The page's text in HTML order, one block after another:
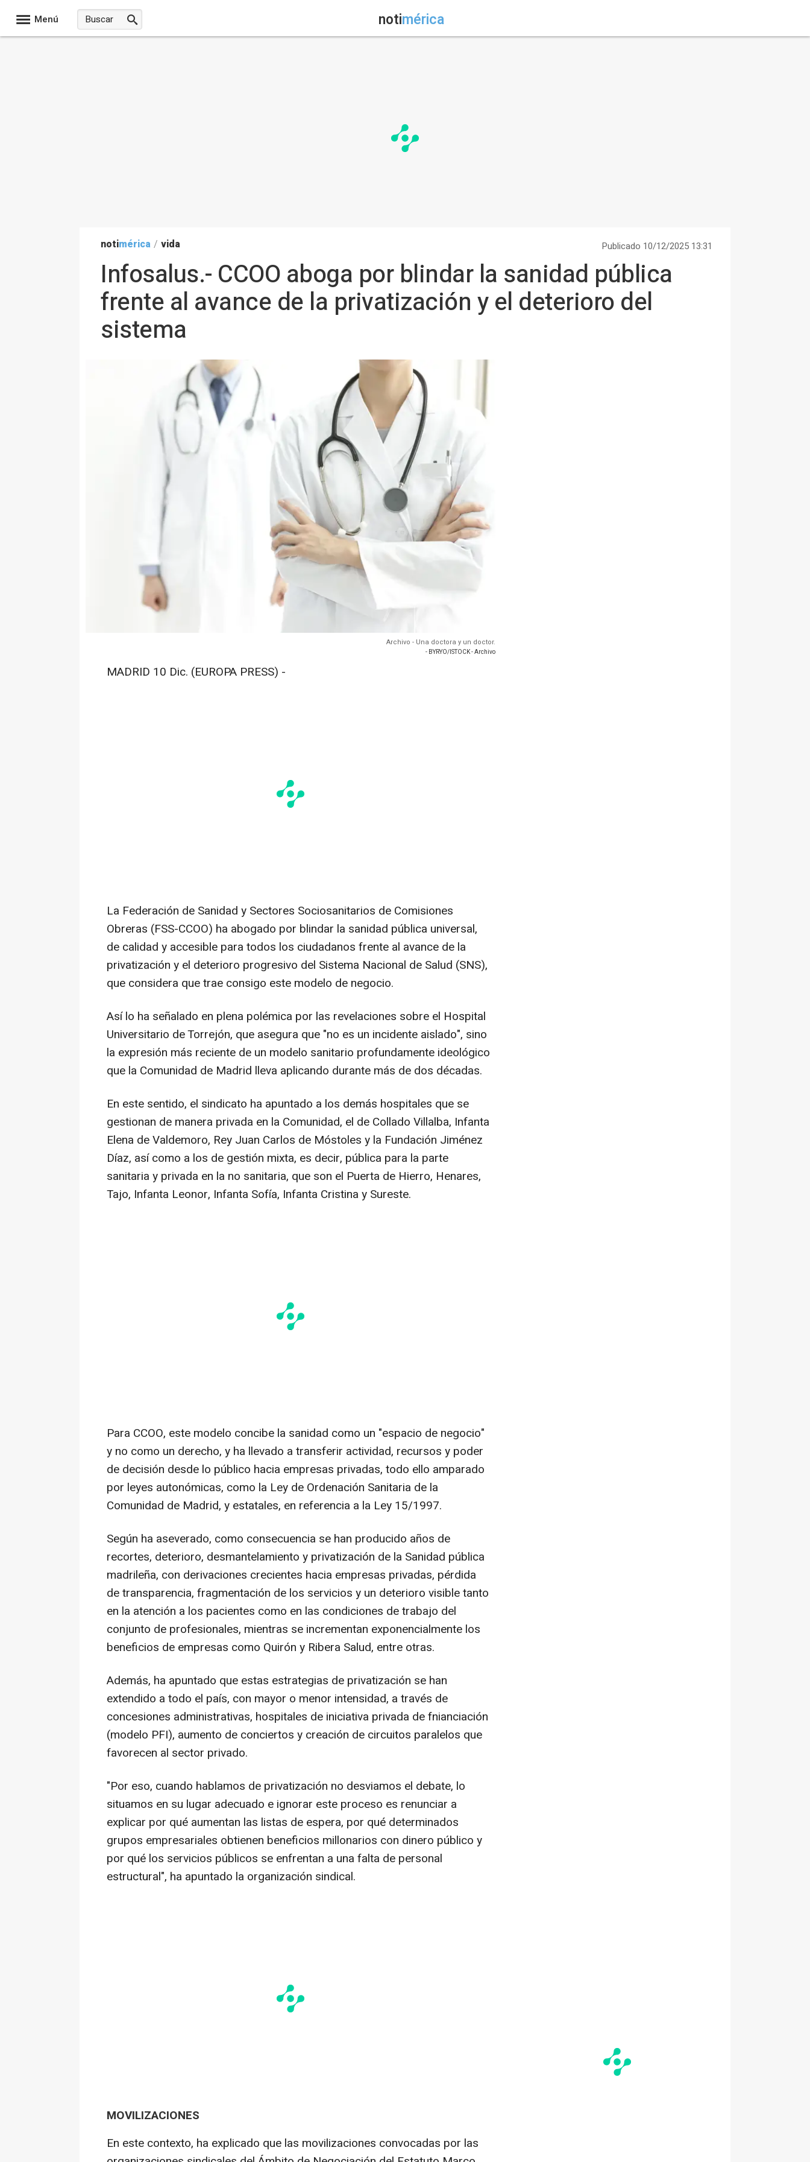
Menú notimérica
notimérica / vida Publicado 10/12/2025 13:31
Infosalus.- CCOO aboga por blindar la sanidad pública
frente al avance de la privatización y el deterioro del
sistema
Archivo - Una doctora y un doctor.
- BYRYO/ISTOCK - Archivo
MADRID 10 Dic. (EUROPA PRESS) -
La Federación de Sanidad y Sectores Sociosanitarios de Comisiones
Obreras (FSS-CCOO) ha abogado por blindar la sanidad pública universal,
de calidad y accesible para todos los ciudadanos frente al avance de la
privatización y el deterioro progresivo del Sistema Nacional de Salud (SNS),
que considera que trae consigo este modelo de negocio.
Así lo ha señalado en plena polémica por las revelaciones sobre el Hospital
Universitario de Torrejón, que asegura que "no es un incidente aislado", sino
la expresión más reciente de un modelo sanitario profundamente ideológico
que la Comunidad de Madrid lleva aplicando durante más de dos décadas.
En este sentido, el sindicato ha apuntado a los demás hospitales que se
gestionan de manera privada en la Comunidad, el de Collado Villalba, Infanta
Elena de Valdemoro, Rey Juan Carlos de Móstoles y la Fundación Jiménez
Díaz, así como a los de gestión mixta, es decir, pública para la parte
sanitaria y privada en la no sanitaria, que son el Puerta de Hierro, Henares,
Tajo, Infanta Leonor, Infanta Sofía, Infanta Cristina y Sureste.
Para CCOO, este modelo concibe la sanidad como un "espacio de negocio"
y no como un derecho, y ha llevado a transferir actividad, recursos y poder
de decisión desde lo público hacia empresas privadas, todo ello amparado
por leyes autonómicas, como la Ley de Ordenación Sanitaria de la
Comunidad de Madrid, y estatales, en referencia a la Ley 15/1997.
Según ha aseverado, como consecuencia se han producido años de
recortes, deterioro, desmantelamiento y privatización de la Sanidad pública
madrileña, con derivaciones crecientes hacia empresas privadas, pérdida
de transparencia, fragmentación de los servicios y un deterioro visible tanto
en la atención a los pacientes como en las condiciones de trabajo del
conjunto de profesionales, mientras se incrementan exponencialmente los
beneficios de empresas como Quirón y Ribera Salud, entre otras.
Además, ha apuntado que estas estrategias de privatización se han
extendido a todo el país, con mayor o menor intensidad, a través de
concesiones administrativas, hospitales de iniciativa privada de fnianciación
(modelo PFI), aumento de conciertos y creación de circuitos paralelos que
favorecen al sector privado.
"Por eso, cuando hablamos de privatización no desviamos el debate, lo
situamos en su lugar adecuado e ignorar este proceso es renunciar a
explicar por qué aumentan las listas de espera, por qué determinados
grupos empresariales obtienen beneficios millonarios con dinero público y
por qué los servicios públicos se enfrentan a una falta de personal
estructural", ha apuntado la organización sindical.
MOVILIZACIONES
En este contexto, ha explicado que las movilizaciones convocadas por las